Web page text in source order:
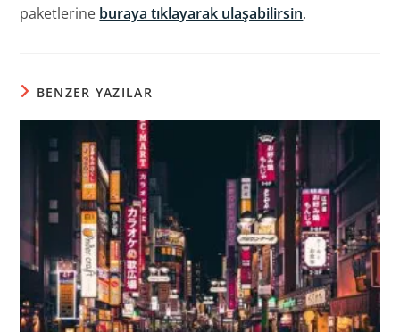
paketlerine buraya tıklayarak ulaşabilirsin.
BENZER YAZILAR